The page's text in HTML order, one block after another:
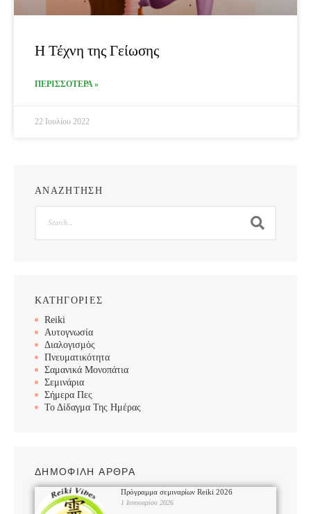
Η Τέχνη της Γείωσης
ΠΕΡΙΣΣΟΤΕΡΑ »
22 Ιουλίου 2022
ΑΝΑΖΗΤΗΣΗ
ΚΑΤΗΓΟΡΙΕΣ
Reiki
Αυτογνωσία
Διαλογισμός
Πνευματικότητα
Σαμανικά Μονοπάτια
Σεμινάρια
Σήμερα Πες
Το Δίδαγμα Της Ημέρας
ΔΗΜΟΦΙΛΗ ΑΡΘΡΑ
Πρόγραμμα σεμιναρίων Reiki 2026
1 Ιανουαρίου 2026